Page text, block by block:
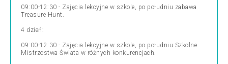
09:00-12:30 - Zajęcia lekcyjne w szkole, po południu zabawa
Treasure Hunt.
4 dzień:
09:00-12:30 - Zajęcia lekcyjne w szkole, po południu Szkolne
Mistrzostwa Świata w różnych konkurencjach.